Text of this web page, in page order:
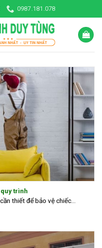
0987.181.078
trình
thiết để bảo vệ chiếc...